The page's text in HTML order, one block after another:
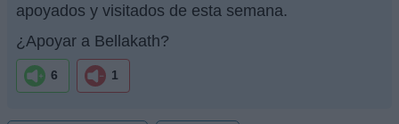
apoyados y visitados de esta semana.
¿Apoyar a Bellakath?
6 1